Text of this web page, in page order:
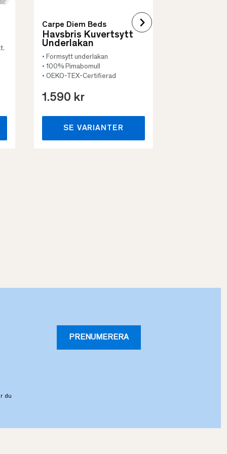
Carpe Diem Beds
Havsbris Kuvertsytt
Underlakan
• Formsytt underlakan
• 100% Pimabomull
• OEKO-TEX-Certifierad
1.590 kr
SE VARIANTER
PRENUMERERA
du